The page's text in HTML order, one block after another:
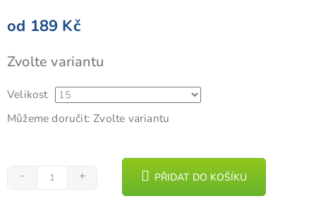
od 189 Kč
cena:
Zvolte variantu
Velikost
Můžeme doručit: Zvolte variantu
PŘIDAT DO KOŠÍKU